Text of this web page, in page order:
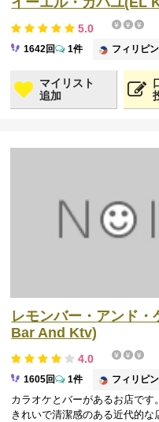
マイリスト
追加
5.0
フィリピ
1642回 1件
レモンバー・アンド
Bar And Ktv)
4.0
フィリピ
1605回 1件
カラオケとバーがあるお店です。
きれいで清潔感のある近代的な